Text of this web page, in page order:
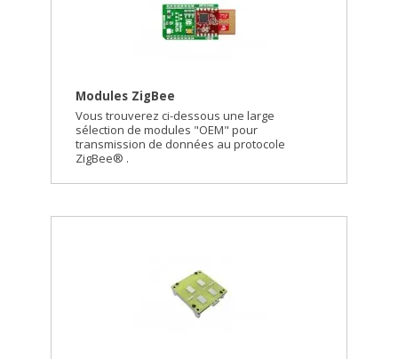
Modules ZigBee
Vous trouverez ci-dessous une large
sélection de modules "OEM" pour
transmission de données au protocole
ZigBee® .